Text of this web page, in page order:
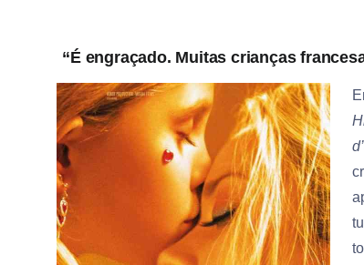
“É engraçado. Muitas crianças